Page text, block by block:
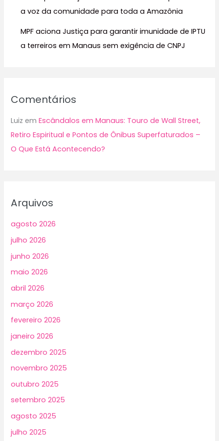
a voz da comunidade para toda a Amazônia
MPF aciona Justiça para garantir imunidade de IPTU
a terreiros em Manaus sem exigência de CNPJ
Comentários
Luiz emEscândalos em Manaus: Touro de Wall Street,
Retiro Espiritual e Pontos de Ônibus Superfaturados –
O Que Está Acontecendo?
Arquivos
agosto 2026
julho 2026
junho 2026
maio 2026
abril 2026
março 2026
fevereiro 2026
janeiro 2026
dezembro 2025
novembro 2025
outubro 2025
setembro 2025
agosto 2025
julho 2025